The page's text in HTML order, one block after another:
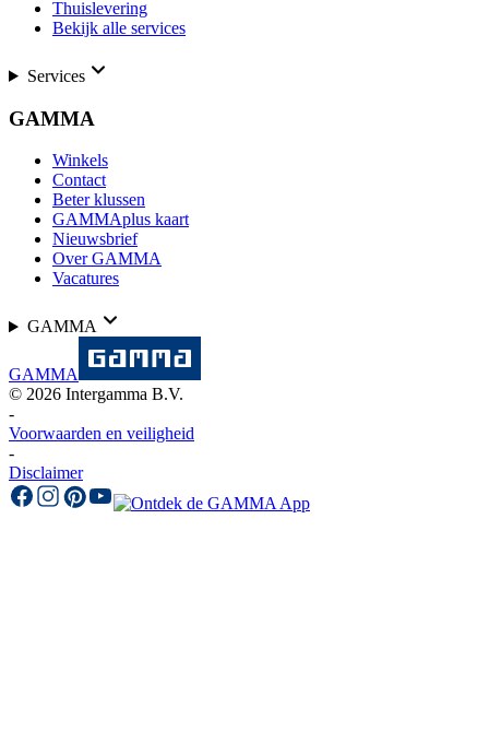
Thuislevering
Bekijk alle services
Services
GAMMA
Winkels
Contact
Beter klussen
GAMMAplus kaart
Nieuwsbrief
Over GAMMA
Vacatures
GAMMA
GAMMA
© 2026 Intergamma B.V.
-
Voorwaarden en veiligheid
-
Disclaimer